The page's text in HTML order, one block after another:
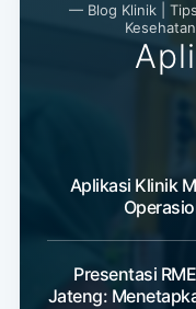
— Blog Klinik |
Aplikasi Klinik
Presentasi
Jateng: